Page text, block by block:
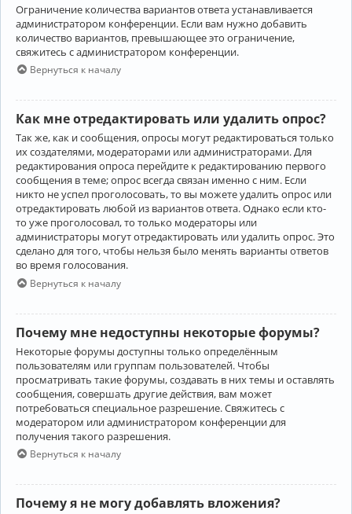
Ограничение количества вариантов ответа устанавливается
администратором конференции. Если вам нужно добавить
количество вариантов, превышающее это ограничение,
свяжитесь с администратором конференции.
Вернуться к началу
Как мне отредактировать или удалить опрос?
Так же, как и сообщения, опросы могут редактироваться только
их создателями, модераторами или администраторами. Для
редактирования опроса перейдите к редактированию первого
сообщения в теме; опрос всегда связан именно с ним. Если
никто не успел проголосовать, то вы можете удалить опрос или
отредактировать любой из вариантов ответа. Однако если кто-
то уже проголосовал, то только модераторы или
администраторы могут отредактировать или удалить опрос. Это
сделано для того, чтобы нельзя было менять варианты ответов
во время голосования.
Вернуться к началу
Почему мне недоступны некоторые форумы?
Некоторые форумы доступны только определённым
пользователям или группам пользователей. Чтобы
просматривать такие форумы, создавать в них темы и оставлять
сообщения, совершать другие действия, вам может
потребоваться специальное разрешение. Свяжитесь с
модератором или администратором конференции для
получения такого разрешения.
Вернуться к началу
Почему я не могу добавлять вложения?